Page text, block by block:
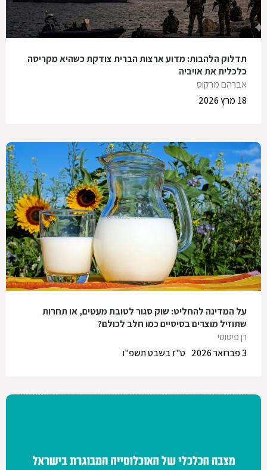
תדלוק הלהבות: מדוע ארצות הברית צודקת כשהיא מקריסה
כלכלית את אויביה
אברהם מרקוס
18 מרץ 2026
על המדינה להחליט: שוק סגור לטובת מעטים, או תחרות
שתוזיל מוצרים בסיסיים כמו חלב לכולם?
רן פיטוסי
ט"ז בשבט תשפ"ו
3 פברואר 2026